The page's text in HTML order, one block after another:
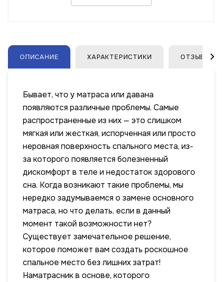
ОПИСАНИЕ ХАРАКТЕРИСТИКИ ОТЗЫВЫ
Бывает, что у матраса или давана
появляются различные проблемы. Самые
распространенные из них — это слишком
мягкая или жесткая, испорченная или просто
неровная поверхность спального места, из-
за которого появляется болезненный
дискомфорт в теле и недостаток здорового
сна. Когда возникают такие проблемы, мы
нередко задумываемся о замене основного
матраса, но что делать, если в данный
момент такой возможности нет?
Существует замечательное решение,
которое поможет вам создать роскошное
спальное место без лишних затрат!
Наматрасник в основе, которого